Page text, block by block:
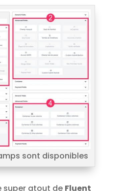
sont disponibles
super atout de Fluent